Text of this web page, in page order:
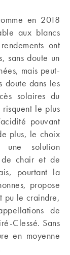
en 2018
aux blancs
ont
sans doute un
mais peut-
doute dans les
solaires du
le plus
pouvant
plus, le choix
une solution
de chair et de
pourtant la
propose
pu le craindre,
de
Clessé. Sans
en moyenne